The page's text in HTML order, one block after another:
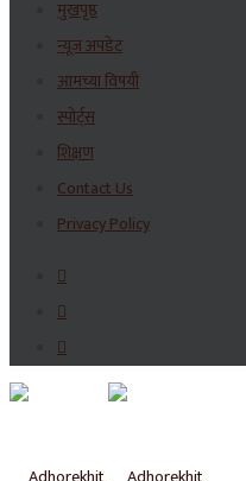
मुखपृष्ठ
न्यूज अपडेट
आमच्या विषयी
स्पोर्ट्स
शिक्षण
Contact Us
Privacy Policy